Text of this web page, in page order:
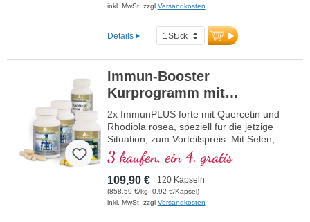
inkl. MwSt. zzgl Versandkosten
Details
Immun-Booster
Kurprogramm mit
Quercetin
2x ImmunPLUS forte mit Quercetin und
Rhodiola rosea, speziell für die jetzige
Situation, zum Vorteilspreis. Mit Selen,
Zink, den Vitaminen C und D, welche zur
Förderung der normalen Funktion eines
gesunden Immunsystems beitragen.
3 kaufen, ein 4. gratis
109,90 € 120 Kapseln
(858,59 €/kg, 0,92 €/Kapsel)
inkl. MwSt. zzgl Versandkosten